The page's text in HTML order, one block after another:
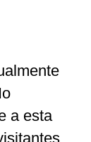
a esta